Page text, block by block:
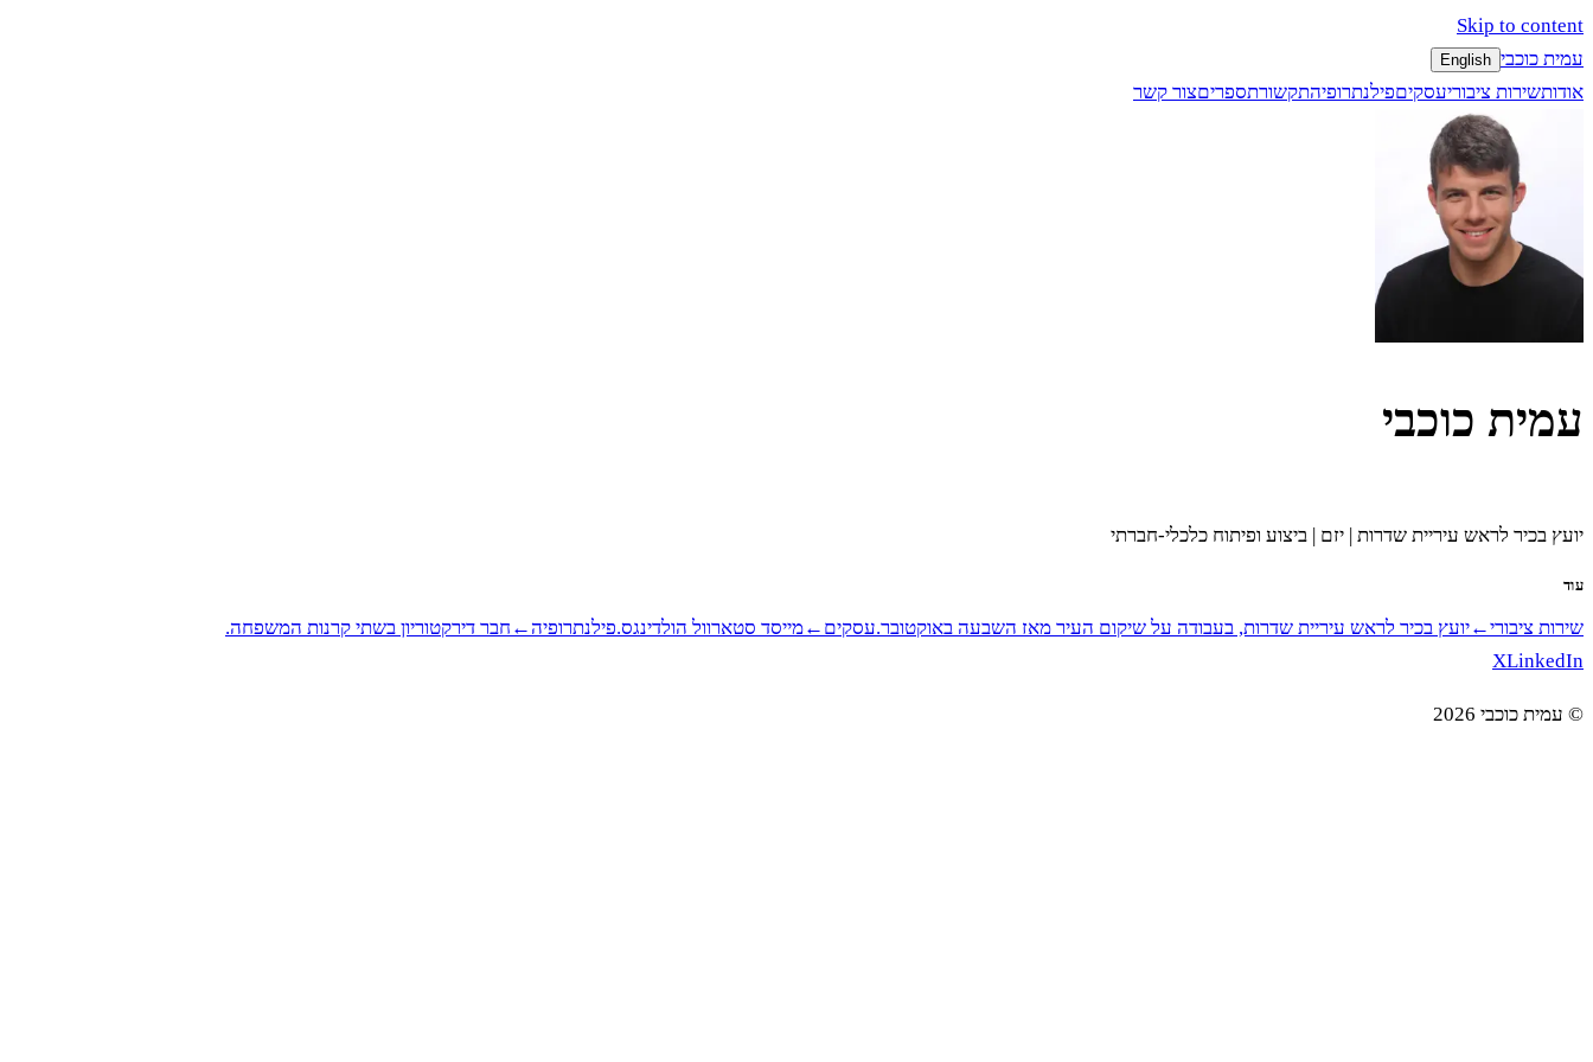
Skip to content
עמית כוכבי English
אודותשירות ציבוריעסקיםפילנתרופיהתקשורתספריםצור קשר
עמית כוכבי
יועץ בכיר לראש עיריית שדרות | יזם | ביצוע ופיתוח כלכלי-חברתי
עוד
שירות ציבורי←יועץ בכיר לראש עיריית שדרות, בעבודה על שיקום העיר מאז השבעה באוקטובר.עסקים ←מייסד סטארוול הולדינגס.פילנתרופיה ← חבר דירקטוריון בשתי קרנות המשפחה.
XLinkedIn
© עמית כוכבי